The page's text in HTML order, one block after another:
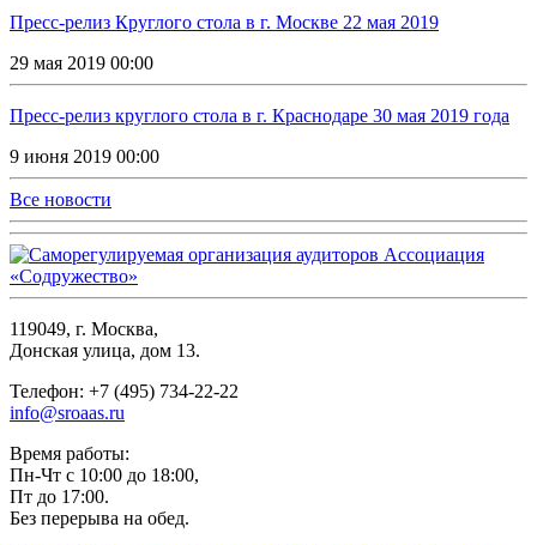
Пресс-релиз Круглого стола в г. Москве 22 мая 2019
29 мая 2019 00:00
Пресс-релиз круглого стола в г. Краснодаре 30 мая 2019 года
9 июня 2019 00:00
Все новости
119049, г. Москва,
Донская улица, дом 13.
Телефон: +7 (495) 734-22-22
info@sroaas.ru
Время работы:
Пн-Чт с 10:00 до 18:00,
Пт до 17:00.
Без перерыва на обед.